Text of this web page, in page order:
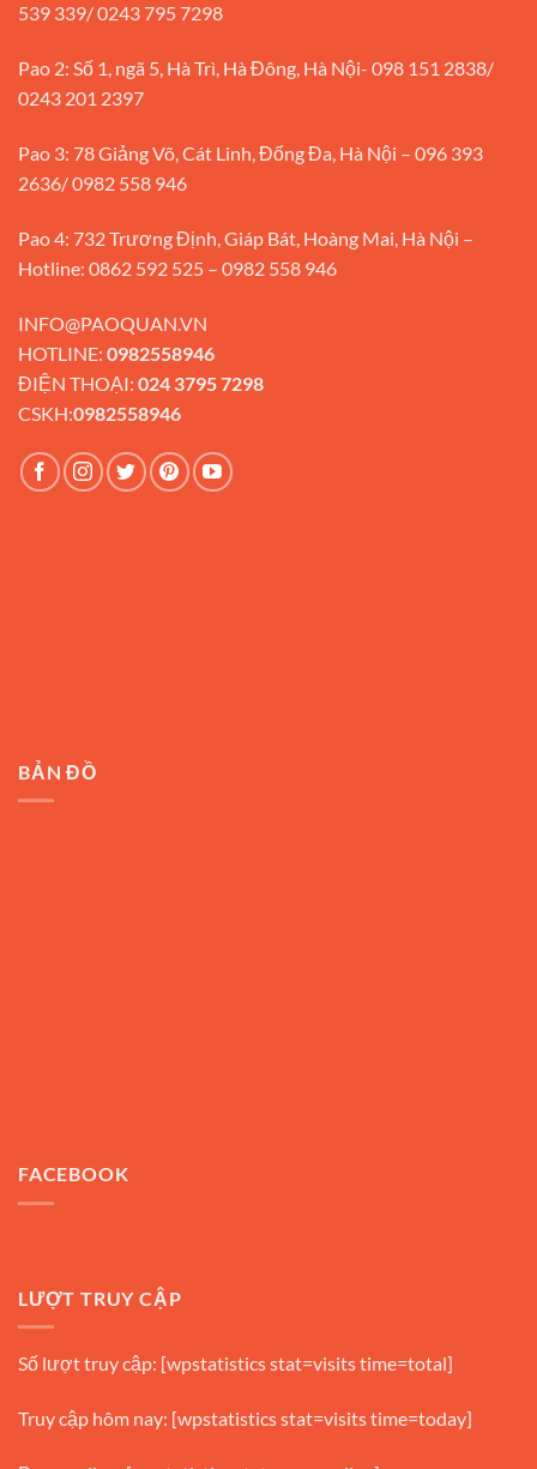
539 339/ 0243 795 7298
Pao 2: Số 1, ngã 5, Hà Trì, Hà Đông, Hà Nội- 098 151 2838/
0243 201 2397
Pao 3: 78 Giảng Võ, Cát Linh, Đống Đa, Hà Nội – 096 393
2636/ 0982 558 946
Pao 4: 732 Trương Định, Giáp Bát, Hoàng Mai, Hà Nội –
Hotline: 0862 592 525 – 0982 558 946
INFO@PAOQUAN.VN
HOTLINE: 0982558946
ĐIỆN THOẠI: 024 3795 7298
CSKH:0982558946
BẢN ĐỒ
FACEBOOK
LƯỢT TRUY CẬP
Số lượt truy cập: [wpstatistics stat=visits time=total]
Truy cập hôm nay: [wpstatistics stat=visits time=today]